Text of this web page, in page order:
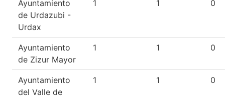
Ayuntamiento
de Urdazubi -
Urdax
1 1 0
Ayuntamiento
de Zizur Mayor
1 1 0
Ayuntamiento
del Valle de
1 1 0